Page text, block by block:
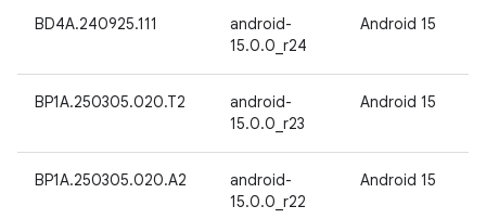
BD4A.240925.111
android-
15.0.0_r24
Android 15
BP1A.250305.020.T2
android-
15.0.0_r23
Android 15
BP1A.250305.020.A2
android-
15.0.0_r22
Android 15